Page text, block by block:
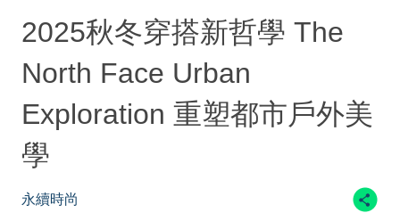
2025秋冬穿搭新哲學 The
North Face Urban
Exploration 重塑都市戶外美
學
永續時尚